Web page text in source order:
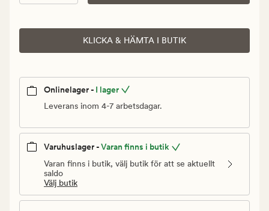
KLICKA & HÄMTA I BUTIK
Onlinelager - I lager
Leverans inom 4-7 arbetsdagar.
Varuhuslager -Varan finns i butik
Varan finns i butik, välj butik för att se aktuellt
saldo
Välj butik